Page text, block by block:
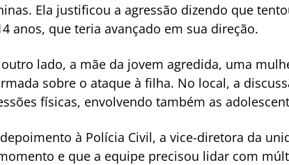
Ela justificou a agressão dizendo que
anos, que teria avançado em sua direção.
lado, a mãe da jovem agredida, uma
sobre o ataque à filha. No local, a
físicas, envolvendo também as
à Polícia Civil, a vice-diretora da
e que a equipe precisou lidar com